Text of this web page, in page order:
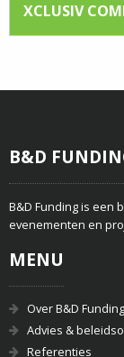
XCLUSIV
B&D
B&D Funding is een
evenementen en
MENU
Over B&D Funding
Advies &
Referenties